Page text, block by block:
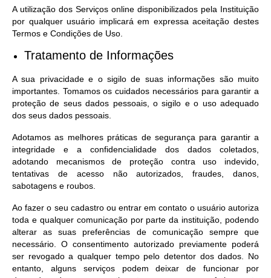
A utilização dos Serviços online disponibilizados pela Instituição
por qualquer usuário implicará em expressa aceitação destes
Termos e Condições de Uso.
Tratamento de Informações
A sua privacidade e o sigilo de suas informações são muito
importantes. Tomamos os cuidados necessários para garantir a
proteção de seus dados pessoais, o sigilo e o uso adequado
dos seus dados pessoais.
Adotamos as melhores práticas de segurança para garantir a
integridade e a confidencialidade dos dados coletados,
adotando mecanismos de proteção contra uso indevido,
tentativas de acesso não autorizados, fraudes, danos,
sabotagens e roubos.
Ao fazer o seu cadastro ou entrar em contato o usuário autoriza
toda e qualquer comunicação por parte da instituição, podendo
alterar as suas preferências de comunicação sempre que
necessário. O consentimento autorizado previamente poderá
ser revogado a qualquer tempo pelo detentor dos dados. No
entanto, alguns serviços podem deixar de funcionar por